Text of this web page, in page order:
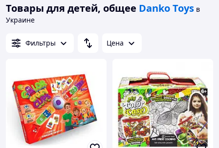
Товары для детей, общее Danko Toys в
Украине
Фильтры Цена